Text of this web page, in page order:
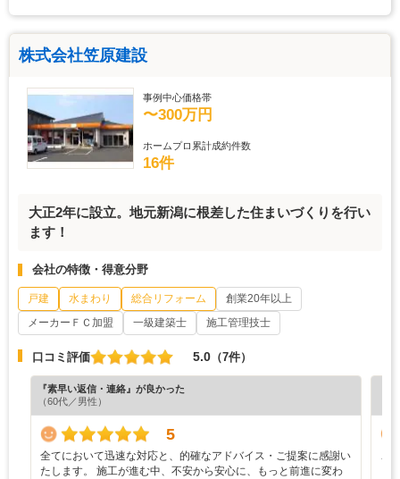
株式会社笠原建設
事例中心価格帯
〜300万円
ホームプロ累計成約件数
16件
大正2年に設立。地元新潟に根差した住まいづくりを行い
ます！
会社の特徴・得意分野
戸建 水まわり 総合リフォーム
創業20年以上
メーカーＦＣ加盟
一級建築士 施工管理技士
口コミ評価 5.0 （7件）
『素早い返信・連絡』が良かった
（60代／男性）
5
全てにおいて迅速な対応と、的確なアドバイス・ご提案に感謝い
たします。 施工が進む中、不安から安心に、もっと前進に変わ
こ